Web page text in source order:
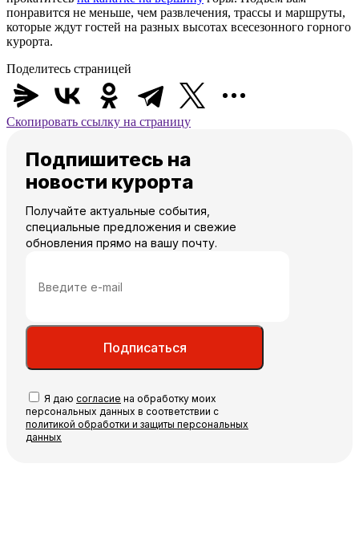
понравится не меньше, чем развлечения, трассы и маршруты,
которые ждут гостей на разных высотах всесезонного горного
курорта.
Поделитесь страницей
Скопировать ссылку на страницу
Подпишитесь на
новости курорта
Получайте актуальные события,
специальные предложения и свежие
обновления прямо на вашу почту.
Подписаться
Я даю согласие на обработку моих
персональных данных в соответствии с
политикой обработки и защиты персональных
данных